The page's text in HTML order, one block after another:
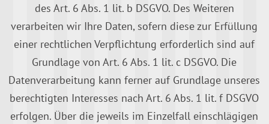
des Art. 6 Abs. 1 lit. b DSGVO. Des Weiteren
verarbeiten wir Ihre Daten, sofern diese zur Erfüllung
einer rechtlichen Verpflichtung erforderlich sind auf
Grundlage von Art. 6 Abs. 1 lit. c DSGVO. Die
Datenverarbeitung kann ferner auf Grundlage unseres
berechtigten Interesses nach Art. 6 Abs. 1 lit. f DSGVO
erfolgen. Über die jeweils im Einzelfall einschlägigen